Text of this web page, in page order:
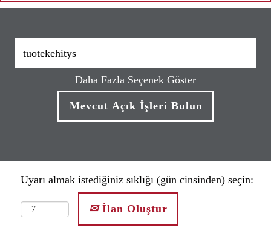
Daha Fazla Seçenek Göster
Uyarı almak istediğiniz sıklığı (gün cinsinden) seçin:
İlan Oluştur